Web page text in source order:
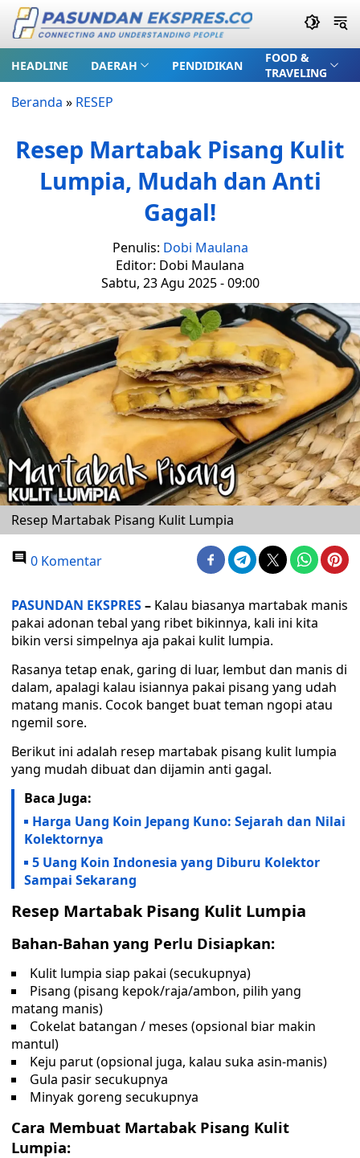
HEADLINE DAERAH PENDIDIKAN
FOOD &
TRAVELING
Beranda » RESEP
Resep Martabak Pisang Kulit
Lumpia, Mudah dan Anti
Gagal!
Penulis: Dobi Maulana
Editor: Dobi Maulana
Sabtu, 23 Agu 2025 - 09:00
Resep Martabak Pisang Kulit Lumpia
0 Komentar
PASUNDAN EKSPRES– Kalau biasanya martabak manis
pakai adonan tebal yang ribet bikinnya, kali ini kita
bikin versi simpelnya aja pakai kulit lumpia.
Rasanya tetap enak, garing di luar, lembut dan manis di
dalam, apalagi kalau isiannya pakai pisang yang udah
matang manis. Cocok banget buat teman ngopi atau
ngemil sore.
Berikut ini adalah resep martabak pisang kulit lumpia
yang mudah dibuat dan dijamin anti gagal.
Baca Juga:
Harga Uang Koin Jepang Kuno: Sejarah dan Nilai
Kolektornya
5 Uang Koin Indonesia yang Diburu Kolektor
Sampai Sekarang
Resep Martabak Pisang Kulit Lumpia
Bahan-Bahan yang Perlu Disiapkan:
Kulit lumpia siap pakai (secukupnya)
Pisang (pisang kepok/raja/ambon, pilih yang
matang manis)
Cokelat batangan / meses (opsional biar makin
mantul)
Keju parut (opsional juga, kalau suka asin-manis)
Gula pasir secukupnya
Minyak goreng secukupnya
Cara Membuat Martabak Pisang Kulit
Lumpia: